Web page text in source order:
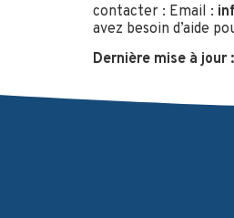
contacter : Email :
avez besoin d’aide
Dernière mise à jour :